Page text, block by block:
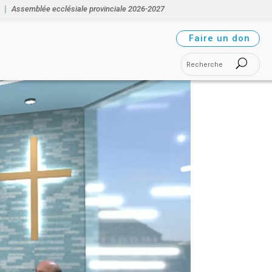
Assemblée ecclésiale provinciale 2026-2027
Faire un don